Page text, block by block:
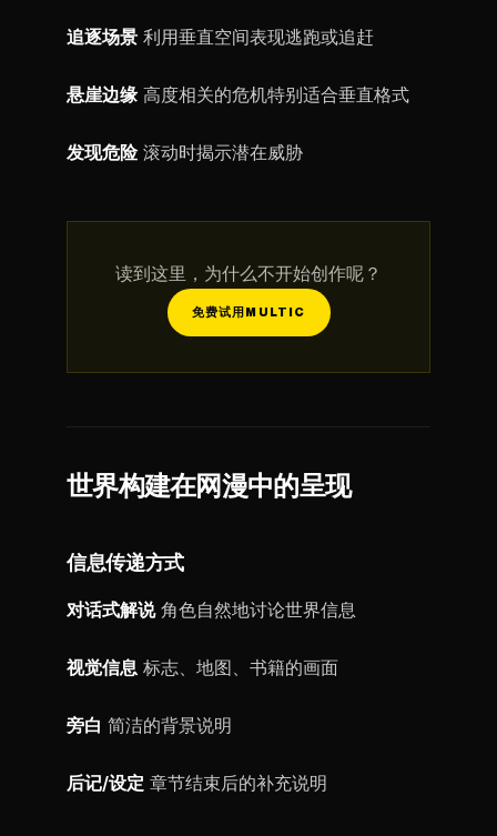
追逐场景 利用垂直空间表现逃跑或追赶
悬崖边缘 高度相关的危机特别适合垂直格式
发现危险滚动时揭示潜在威胁
读到这里，为什么不开始创作呢？
免费试用MULTIC
世界构建在网漫中的呈现
信息传递方式
对话式解说角色自然地讨论世界信息
视觉信息 标志、地图、书籍的画面
旁白 简洁的背景说明
后记/设定 章节结束后的补充说明